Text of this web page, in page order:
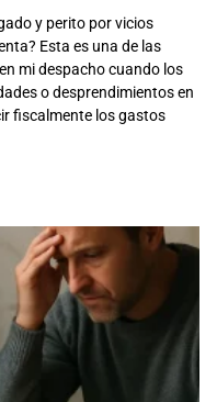
y perito por vicios
Esta es una de las
mi despacho cuando los
o desprendimientos en
fiscalmente los gastos